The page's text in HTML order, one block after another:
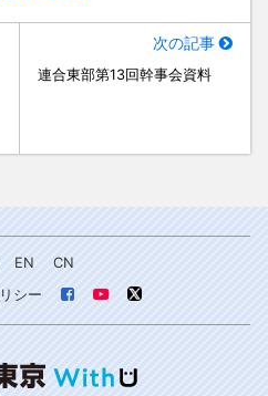
次の記事
連合東部第13回幹事会資料
EN
CN
シー